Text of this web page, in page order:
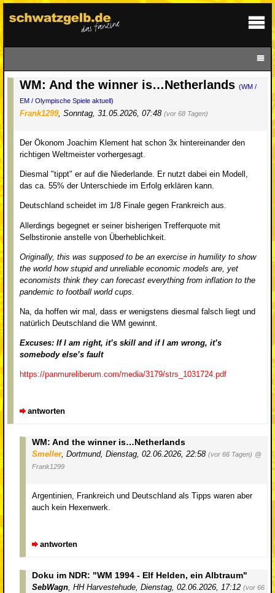
WM: And the winner is…Netherlands (WM /
EM / Olympische Spiele aktuell)
Frank1299, Sonntag, 31.05.2026, 07:48 (vor 68 Tagen)
Der Ökonom Joachim Klement hat schon 3x hintereinander den
richtigen Weltmeister vorhergesagt.
Diesmal "tippt" er auf die Niederlande. Er nutzt dabei ein Modell,
das ca. 55% der Unterschiede im Erfolg erklären kann.
Deutschland scheidet im 1/8 Finale gegen Frankreich aus.
Allerdings begegnet er seiner bisherigen Trefferquote mit
Selbstironie anstelle von Überheblichkeit.
Originally, this was supposed to be an exercise in humility to show
the world how stupid and unreliable economic models are, yet
economists think they can forecast everything from inflation to the
pandemic to football world cups.
Na, da hoffen wir mal, dass er wenigstens diesmal falsch liegt und
natürlich Deutschland die WM gewinnt.
Excuses: If I am right, it’s skill and if I am wrong, it’s
somebody else’s fault
https://panmureliberum.com/media/3179/strs_1031724.pdf
antworten
WM: And the winner is…Netherlands
Smeller, Dortmund, Dienstag, 02.06.2026, 22:58 (vor 66 Tagen) @
Frank1299
Argentinien, Frankreich und Deutschland als Tipps waren aber
auch kein Hexenwerk.
antworten
Doku im NDR: "WM 1994 - Elf Helden, ein Albtraum"
SebWagn, HH Harvestehude, Dienstag, 02.06.2026, 17:12 (vor 66